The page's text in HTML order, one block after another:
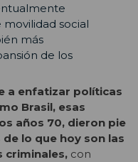
social
más
de los
a enfatizar políticas
Brasil, esas
años 70, dieron pie
lo que hoy son las
criminales, con